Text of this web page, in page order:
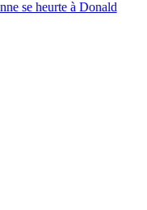
se heurte à Donald